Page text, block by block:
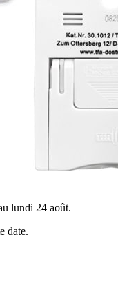
lundi 24 août.
date.